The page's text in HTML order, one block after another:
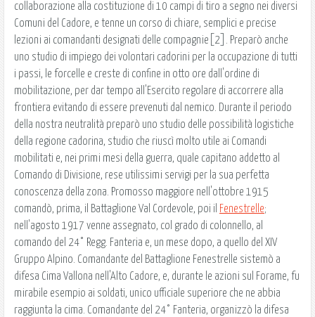
collaborazione alla costituzione di 10 campi di tiro a segno nei diversi
Comuni del Cadore, e tenne un corso di chiare, semplici e precise
lezioni ai comandanti designati delle compagnie[2]. Preparò anche
uno studio di impiego dei volontari cadorini per la occupazione di tutti
i passi, le forcelle e creste di confine in otto ore dall'ordine di
mobilitazione, per dar tempo all'Esercito regolare di accorrere alla
frontiera evitando di essere prevenuti dal nemico. Durante il periodo
della nostra neutralità preparò uno studio delle possibilità logistiche
della regione cadorina, studio che riuscì molto utile ai Comandi
mobilitati e, nei primi mesi della guerra, quale capitano addetto al
Comando di Divisione, rese utilissimi servigi per la sua perfetta
conoscenza della zona. Promosso maggiore nell'ottobre 1915
comandò, prima, il Battaglione Val Cordevole, poi il Fenestrelle;
nell'agosto 1917 venne assegnato, col grado di colonnello, al
comando del 24° Regg. Fanteria e, un mese dopo, a quello del XIV
Gruppo Alpino. Comandante del Battaglione Fenestrelle sistemò a
difesa Cima Vallona nell'Alto Cadore, e, durante le azioni sul Forame, fu
mirabile esempio ai soldati, unico ufficiale superiore che ne abbia
raggiunta la cima. Comandante del 24° Fanteria, organizzò la difesa